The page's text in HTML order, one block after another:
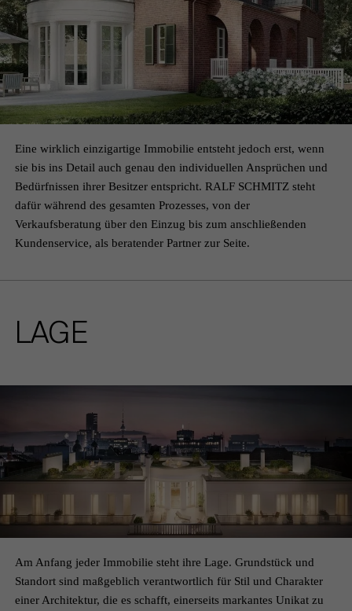
Eine wirklich einzigartige Immobilie entsteht jedoch erst, wenn
sie bis ins Detail auch genau den individuellen Ansprüchen und
Bedürfnissen ihrer Besitzer entspricht. RALF SCHMITZ steht
dafür während des gesamten Prozesses, von der
Verkaufsberatung über den Einzug bis zum anschließenden
Kundenservice, als beratender Partner zur Seite.
LAGE
Am Anfang jeder Immobilie steht ihre Lage. Grundstück und
Standort sind maßgeblich verantwortlich für Stil und Charakter
einer Architektur, die es schafft, einerseits markantes Unikat zu